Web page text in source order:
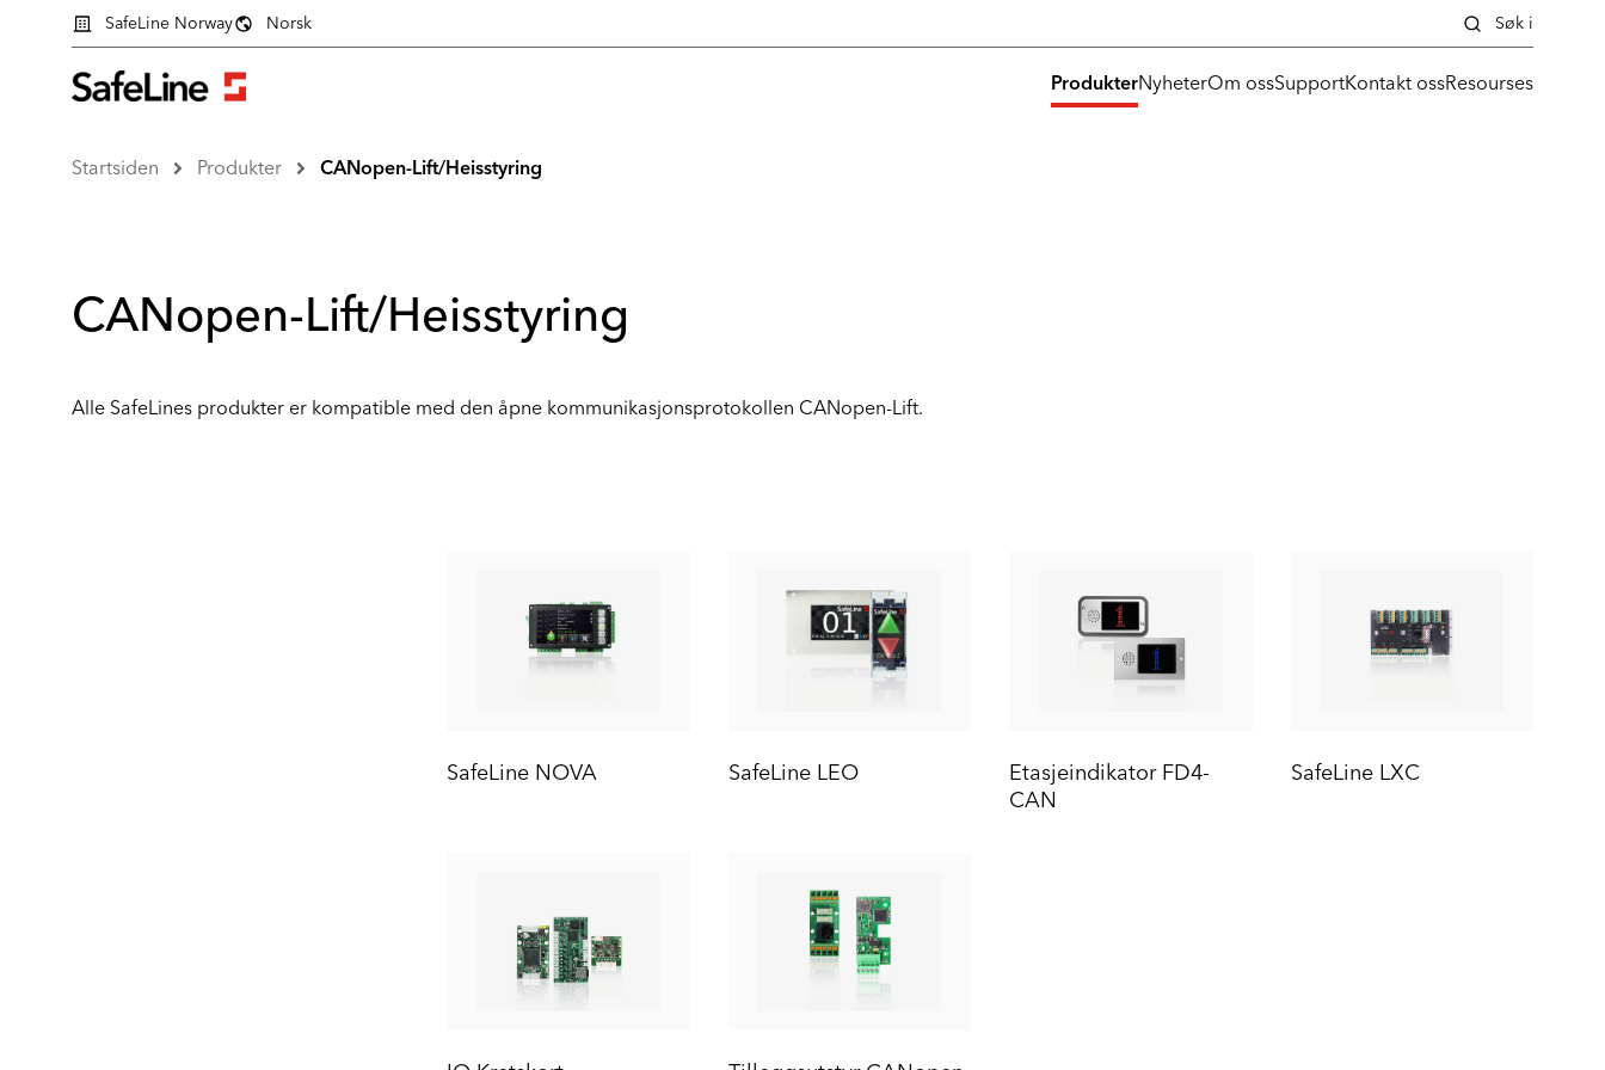
ProdukterNyheterOm ossSupportKontakt ossResourses
SafeLine Norway Norsk Søk i
Startsiden Produkter CANopen-Lift/Heisstyring
CANopen-Lift/Heisstyring
Alle SafeLines produkter er kompatible med den åpne kommunikasjonsprotokollen CANopen-Lift.
SafeLine NOVA SafeLine LEO
Etasjeindikator FD4-
CAN
SafeLine LXC